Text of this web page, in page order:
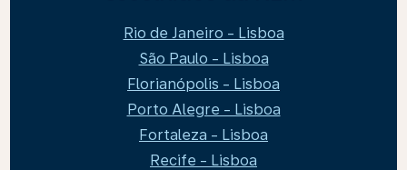
Rio de Janeiro - Lisboa
São Paulo - Lisboa
Florianópolis - Lisboa
Porto Alegre - Lisboa
Fortaleza - Lisboa
Recife - Lisboa